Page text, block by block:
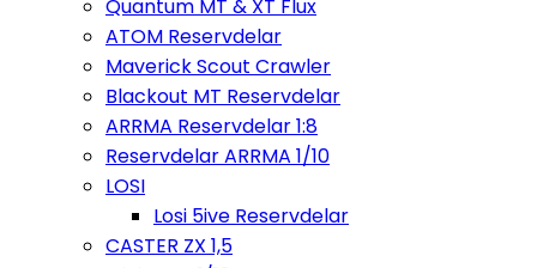
Quantum MT & XT Flux
ATOM Reservdelar
Maverick Scout Crawler
Blackout MT Reservdelar
ARRMA Reservdelar 1:8
Reservdelar ARRMA 1/10
LOSI
Losi 5ive Reservdelar
CASTER ZX 1,5